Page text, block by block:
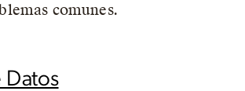
comunes.
Datos